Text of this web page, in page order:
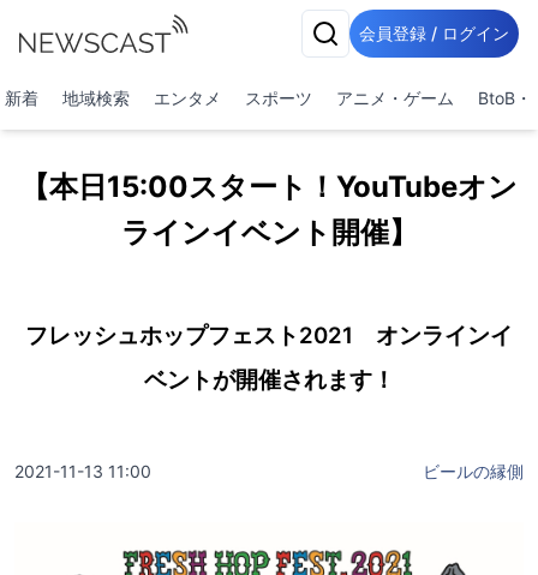
会員登録 / ログイン
新着 地域検索 エンタメ スポーツ アニメ・ゲーム BtoB・
【本日15:00スタート！YouTubeオン
ラインイベント開催】
フレッシュホップフェスト2021 オンラインイ
ベントが開催されます！
2021-11-13 11:00 ビールの縁側